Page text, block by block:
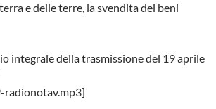
e delle terre, la svendita dei beni
integrale della trasmissione del 19 aprile